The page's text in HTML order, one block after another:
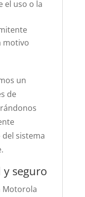
el uso o la
motivo
un
de
sistema
y seguro
Motorola